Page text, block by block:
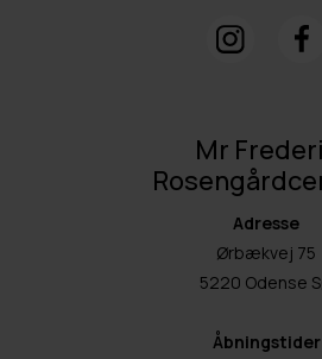
Mr
Adresse
Ørbækvej 75
5220 Odense
Åbningstider